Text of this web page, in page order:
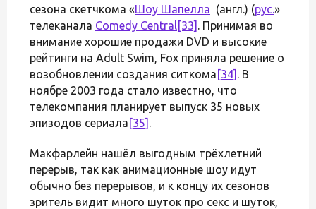
сезона скетчкома «Шоу Шапелла (англ.) (рус.»
телеканала Comedy Central[33] . Принимая во
внимание хорошие продажи DVD и высокие
рейтинги на Adult Swim, Fox приняла решение о
возобновлении создания ситкома [34] . В
ноябре 2003 года стало известно, что
телекомпания планирует выпуск 35 новых
эпизодов сериала [35] .
Макфарлейн нашёл выгодным трёхлетний
перерыв, так как анимационные шоу идут
обычно без перерывов, и к концу их сезонов
зритель видит много шуток про секс и шуток,